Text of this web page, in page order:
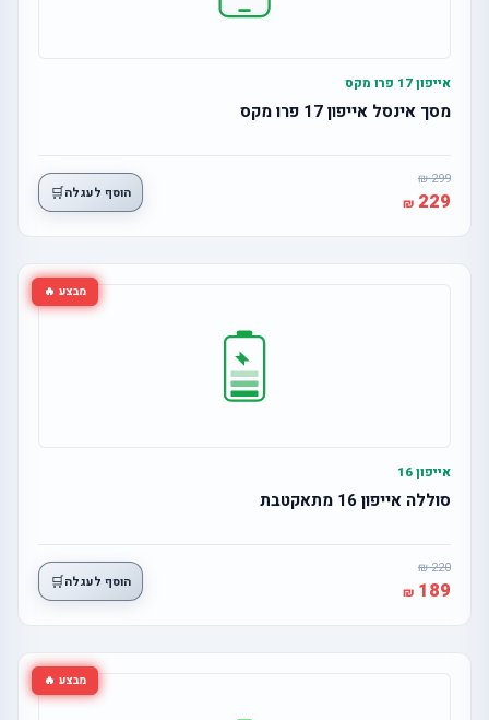
אייפון 17 פרו מקס
מסך אינסל אייפון 17 פרו מקס
299
229 הוסף לעגלה🛒
מבצע 🔥
אייפון 16
סוללה אייפון 16 מתאקטבת
220
189 הוסף לעגלה🛒
מבצע 🔥